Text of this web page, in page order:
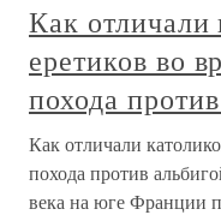
Как отличали
еретиков во
похода
Как отличали
похода против
века на юге Франции